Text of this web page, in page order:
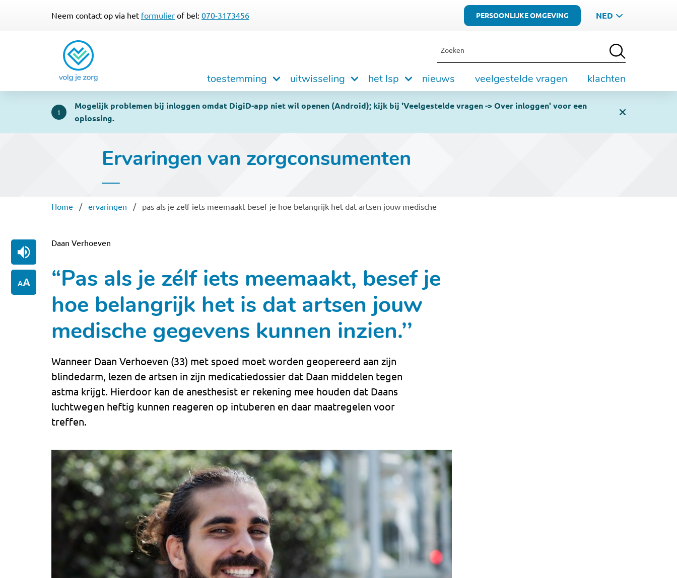
Neem contact op via het formulier of bel: 070-3173456 PERSOONLIJKE OMGEVING NED
Zoeken
Hoofdnavigatie
toestemming uitwisseling het lsp nieuws veelgestelde vragen klachten
Mogelijk problemen bij inloggen omdat DigiD-app niet wil openen (Android); kijk bij 'Veelgestelde vragen -> Over inloggen' voor een
oplossing.
Ervaringen van zorgconsumenten
Kruimelpad
Home ervaringen pas als je zelf iets meemaakt besef je hoe belangrijk het dat artsen jouw medische
Daan Verhoeven
“Pas als je zélf iets meemaakt, besef je
hoe belangrijk het is dat artsen jouw
medische gegevens kunnen inzien.’’
Wanneer Daan Verhoeven (33) met spoed moet worden geopereerd aan zijn
blindedarm, lezen de artsen in zijn medicatiedossier dat Daan middelen tegen
astma krijgt. Hierdoor kan de anesthesist er rekening mee houden dat Daans
luchtwegen heftig kunnen reageren op intuberen en daar maatregelen voor
treffen.